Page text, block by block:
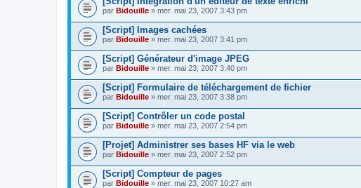
par Bidouille » mer. mai 23, 2007 3:43 pm
[Script] Images cachées
par Bidouille » mer. mai 23, 2007 3:41 pm
[Script] Générateur d'image JPEG
par Bidouille » mer. mai 23, 2007 3:40 pm
[Script] Formulaire de téléchargement de fichier
par Bidouille » mer. mai 23, 2007 3:38 pm
[Script] Contrôler un code postal
par Bidouille » mer. mai 23, 2007 2:54 pm
[Projet] Administrer ses bases HF via le web
par Bidouille » mer. mai 23, 2007 2:52 pm
[Script] Compteur de pages
par Bidouille » mer. mai 23, 2007 10:27 am